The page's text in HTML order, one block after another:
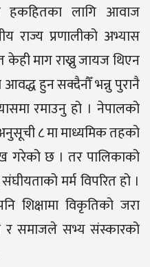
लागि आवाज
राज्य प्रणालीको अभ्यास
माग राख्नु जायज थिएन
आवद्ध हुन सक्दैनौँ भन्नु पुरानै
रमाउनु हो । नेपालको
८ मा माध्यमिक तहको
गरेको छ । तर पालिकाको
मर्म विपरित हो ।
शिक्षामा विकृतिको जरा
र समाजले सभ्य संस्कारको